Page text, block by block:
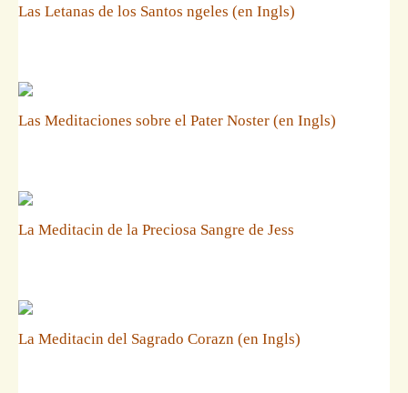
Las Letanas de los Santos ngeles (en Ingls)
Las Meditaciones sobre el Pater Noster (en Ingls)
La Meditacin de la Preciosa Sangre de Jess
La Meditacin del Sagrado Corazn (en Ingls)